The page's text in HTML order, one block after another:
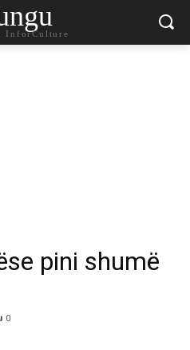
InforCulture
pini shumë
0